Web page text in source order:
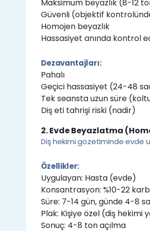
Maksimum beyazlık (8-12
Güvenli (objektif
Homojen beyazlık
Hassasiyet anında kontrol
Dezavantajları:
Pahalı
Geçici hassasiyet (24-48
Tek seansta uzun süre
Diş eti tahrişi riski (nadir)
2. Evde Beyazlatma
Diş hekimi gözetiminde evde
Özellikler:
Uygulayan: Hasta (evde)
Konsantrasyon: %10-22
Süre: 7-14 gün, günde 4-8
Plak: Kişiye özel (diş hekimi
Sonuç: 4-8 ton açılma